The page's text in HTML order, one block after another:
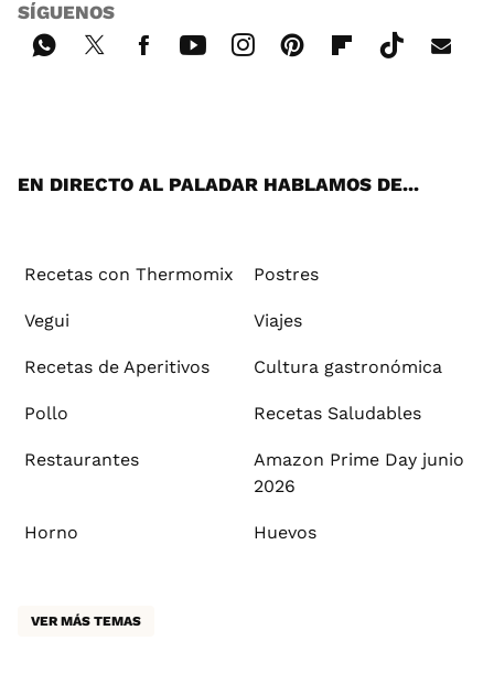
SÍGUENOS
EN DIRECTO AL PALADAR HABLAMOS DE...
Recetas con Thermomix Postres
Vegui Viajes
Recetas de Aperitivos Cultura gastronómica
Pollo Recetas Saludables
Restaurantes
Amazon Prime Day junio
2026
Horno Huevos
VER MÁS TEMAS